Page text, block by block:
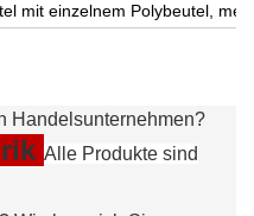
mit einzelnem Polybeutel,
Handelsunternehmen?
Alle Produkte sind